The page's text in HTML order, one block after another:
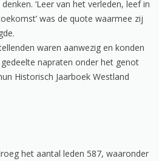
‘Leer van het verleden, leef in
was de quote waarmee zij
waren aanwezig en konden
napraten onder het genot
Historisch Jaarboek Westland
het aantal leden 587, waaronder